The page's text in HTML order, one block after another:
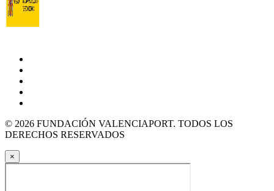
© 2026 FUNDACIÓN VALENCIAPORT. TODOS LOS
DERECHOS RESERVADOS
×